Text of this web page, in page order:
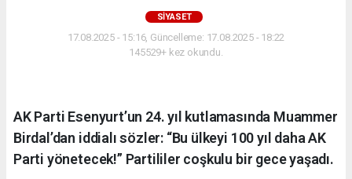
SIYASET
17.08.2025 - 15:16, Güncelleme: 17.08.2025 - 18:22
145529+ kez okundu.
AK Parti Esenyurt’un 24. yıl kutlamasında Muammer
Birdal’dan iddialı sözler: “Bu ülkeyi 100 yıl daha AK
Parti yönetecek!” Partililer coşkulu bir gece yaşadı.